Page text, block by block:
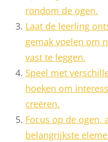
rondom de ogen.
Laat de leerling
gemak voelen om
vast te leggen.
Speel met
hoeken om
creëren.
Focus op de ogen,
belangrijkste